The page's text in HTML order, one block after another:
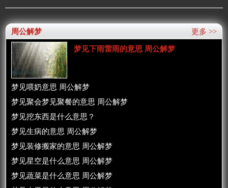
更多 >>
周公解梦
梦见下雨雷雨的意思 周公解梦
梦见喂奶意思 周公解梦
梦见聚会梦见聚餐的意思 周公解梦
梦见挖东西是什么意思？
梦见生病的意思 周公解梦
梦见装修搬家的意思 周公解梦
梦见星空是什么意思 周公解梦
梦见蔬菜是什么意思 周公解梦